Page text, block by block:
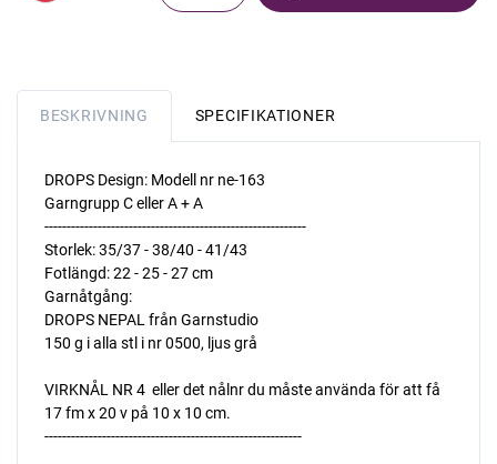
BESKRIVNING SPECIFIKATIONER
DROPS Design: Modell nr ne-163
Garngrupp C eller A + A
-----------------------------------------------------------
Storlek: 35/37 - 38/40 - 41/43
Fotlängd: 22 - 25 - 27 cm
Garnåtgång:
DROPS NEPAL från Garnstudio
150 g i alla stl i nr 0500, ljus grå
VIRKNÅL NR 4  eller det nålnr du måste använda för att få
17 fm x 20 v på 10 x 10 cm.
----------------------------------------------------------